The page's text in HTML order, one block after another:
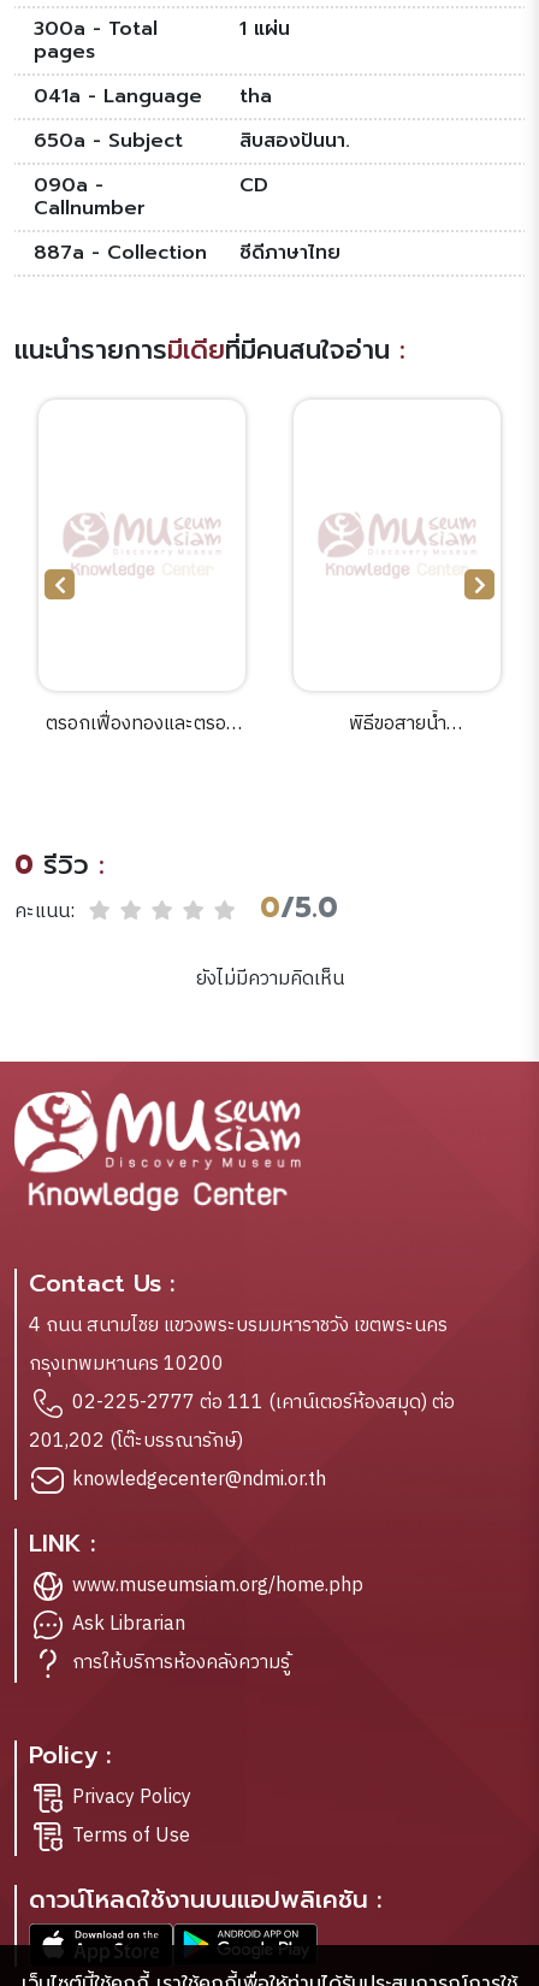
300a - Total
pages
1 แผ่น
041a - Language
tha
650a - Subject
สิบสองปันนา.
090a -
Callnumber
CD
887a - Collection ซีดีภาษาไทย
แนะนำรายการมีเดียที่มีคนสนใจอ่าน :
ตรอกเฟื่องทองและตรอก
พิธีขอสายน้ำ
0 รีวิว :
คะแนน: 0/5.0
ยังไม่มีความคิดเห็น
Contact Us :
4 ถนน สนามไชย แขวงพระบรมมหาราชวัง เขตพระนคร
กรุงเทพมหานคร 10200
02-225-2777 ต่อ 111 (เคาน์เตอร์ห้องสมุด) ต่อ
201,202 (โต๊ะบรรณารักษ์)
knowledgecenter@ndmi.or.th
LINK :
www.museumsiam.org/home.php
Ask Librarian
การให้บริการห้องคลังความรู้
Policy :
Privacy Policy
Terms of Use
ดาวน์โหลดใช้งานบนแอปพลิเคชัน :